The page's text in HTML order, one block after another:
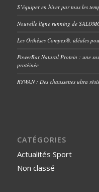
S’équiper en hiver par tous les
Nouvelle ligne running de
Les Orthèses Compex®, idéales
PowerBar Natural Protein : une
protéinée
RYWAN : Des chaussettes ultra
CATÉGORIES
Actualités Sport
Non classé